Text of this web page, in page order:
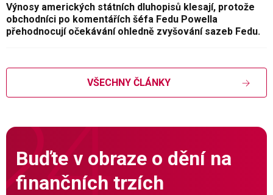
Výnosy amerických státních dluhopisů klesají, protože
obchodníci po komentářích šéfa Fedu Powella
přehodnocují očekávání ohledně zvyšování sazeb Fedu.
VŠECHNY ČLÁNKY
Buďte v obraze o dění na
finančních trzích